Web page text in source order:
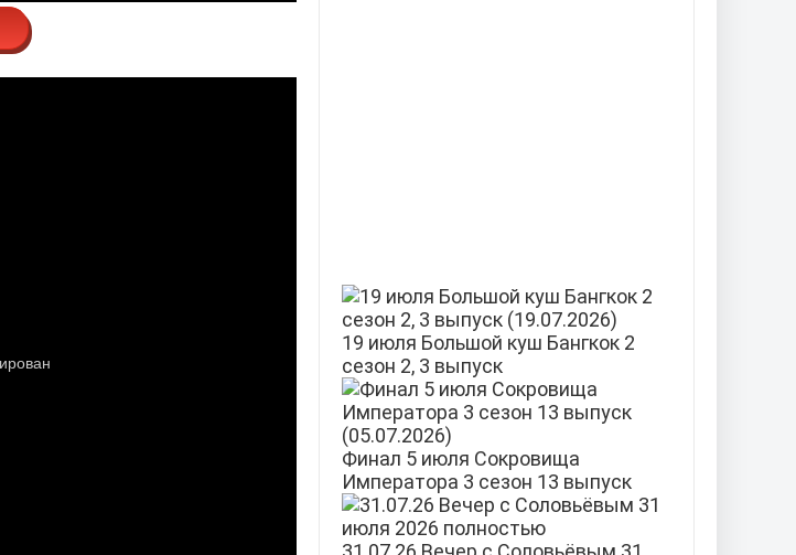
19 июля Большой куш Бангкок 2
сезон 2, 3 выпуск
Финал 5 июля Сокровища
Императора 3 сезон 13 выпуск